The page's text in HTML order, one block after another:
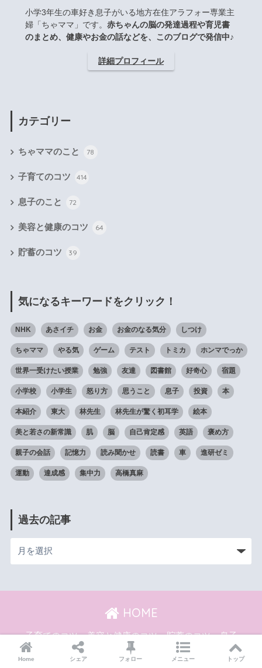
小学3年生の車好き息子がいる地方在住アラフォー専業主
婦「ちゃママ」です。 赤ちゃんの脳の発達過程や育児書
のまとめ、健康やお金の話などを、このブログで発信中♪
詳細プロフィール
カテゴリー
ちゃママのこと 78
子育てのコツ 414
息子のこと 72
美容と健康のコツ 64
貯蓄のコツ 39
気になるキーワードをクリック！
NHK あさイチ お金 お金のなる気分 しつけ
ちゃママ やる気 ゲーム テスト トミカ ホンマでっか
世界一受けたい授業 勉強 友達 図書館 好奇心 宿題
小学校 小学生 怒り方 思うこと 息子 投資 本
本紹介 東大 林先生 林先生が驚く初耳学 絵本
美と若さの新常識 肌 脳 自己肯定感 英語 褒め方
親子の会話 記憶力 読み聞かせ 読書 車 進研ゼミ
運動 達成感 集中力 高橋真麻
過去の記事
HOME
子育てのコツ 美容と健康のコツ 貯蓄のコツ
息子
SITEMAP
Home シェア フォロー メニュー トップ